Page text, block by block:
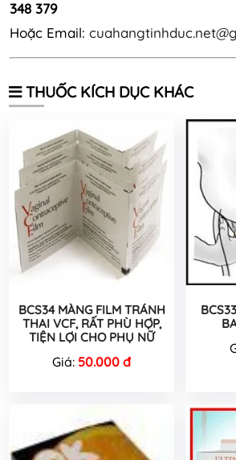
348 379
Hoặc Email:
THUỐC KÍCH DỤC KHÁC
BCS34 MÀNG FILM TRÁNH
THAI VCF, RẤT PHÙ HỢP,
TIỆN LỢI CHO PHỤ NỮ
Giá: 50.000 đ